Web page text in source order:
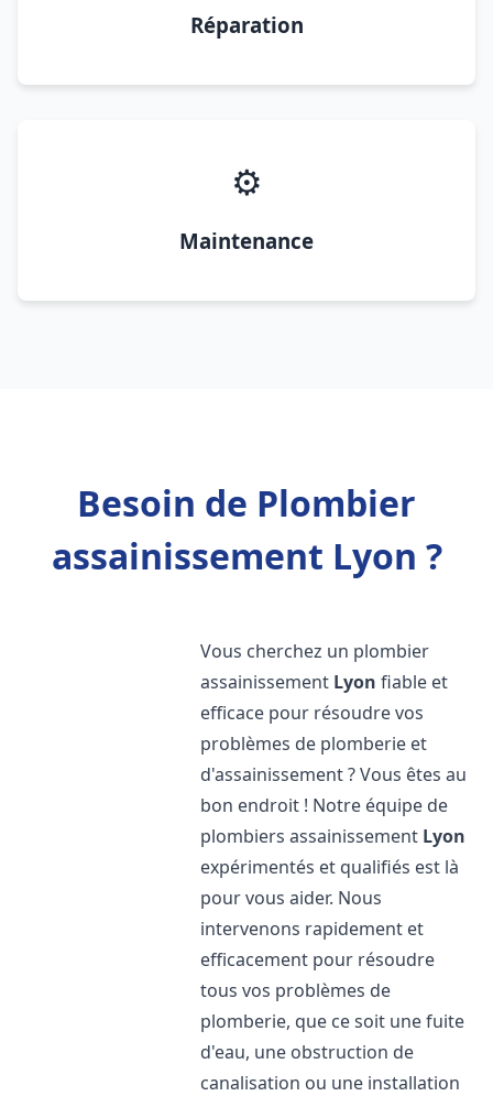
Réparation
⚙️
Maintenance
Besoin de Plombier
assainissement Lyon ?
Vous cherchez un plombier
assainissement Lyon fiable et
efficace pour résoudre vos
problèmes de plomberie et
d'assainissement ? Vous êtes au
bon endroit ! Notre équipe de
plombiers assainissement Lyon
expérimentés et qualifiés est là
pour vous aider. Nous
intervenons rapidement et
efficacement pour résoudre
tous vos problèmes de
plomberie, que ce soit une fuite
d'eau, une obstruction de
canalisation ou une installation